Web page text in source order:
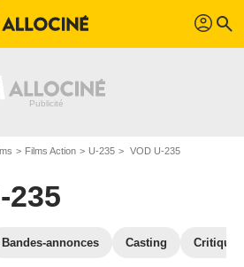
profil search
Films Action U-235 VOD U-235
235
Bandes-annonces Casting